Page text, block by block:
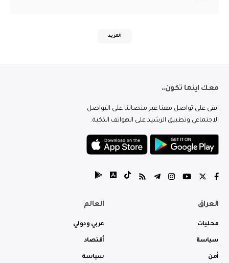
المزيد
معك اينما تكون..
ابقى على تواصل معنا عبر منصاتنا على التواصل
الاجتماعي وتطبيق الرشيد على الهواتف الذكية.
العراق
محليات
سياسة
أمن
العالم
عربي ودولي
أقتصاد
سياسة